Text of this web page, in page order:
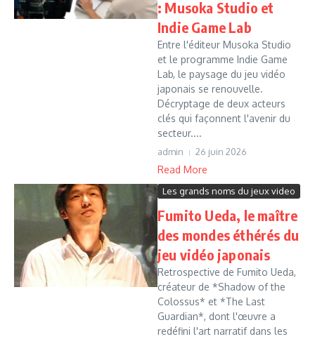
: Musoka Studio et
Indie Game Lab
Entre l'éditeur Musoka Studio
et le programme Indie Game
Lab, le paysage du jeu vidéo
japonais se renouvelle.
Décryptage de deux acteurs
clés qui façonnent l'avenir du
secteur....
admin 26 juin 2026
Read More
Les grands noms du jeux video
Fumito Ueda, le maître
des mondes éthérés du
jeu vidéo japonais
Retrospective de Fumito Ueda,
créateur de *Shadow of the
Colossus* et *The Last
Guardian*, dont l'œuvre a
redéfini l'art narratif dans les